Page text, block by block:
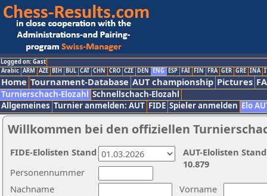
Logged on: Gast
Arabic ARM AZE BIH BUL CAT CHN CRO CZE DEN ENG ESP FAI FIN FRA GER GRE INA
Home Tournament-Database AUT championship Pictures
Turnierschach-Elozahl Schnellschach-Elozahl
Allgemeines Turnier anmelden: AUT FIDE Spieler anmelden Elo
Willkommen bei den offiziellen
Nachname
Vorname
Personennummer
AUT-Elolisten
10.879
FIDE-Elolisten Stand